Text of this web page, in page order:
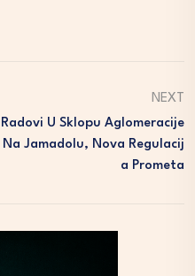
NEXT
Radovi U Sklopu Aglomeracije
Na Jamadolu, Nova Regulacij
A Prometa